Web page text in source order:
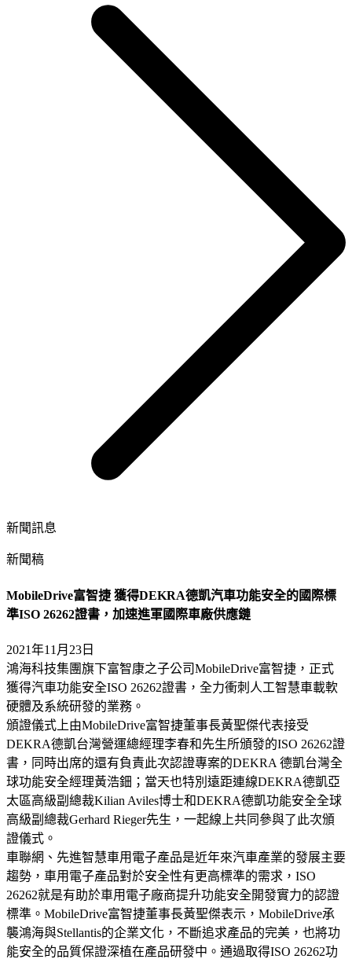
新聞訊息
新聞稿
MobileDrive富智捷 獲得DEKRA德凱汽車功能安全的國際標
準ISO 26262證書，加速進軍國際車廠供應鏈
2021年11月23日
鴻海科技集團旗下富智康之子公司MobileDrive富智捷，正式
獲得汽車功能安全ISO 26262證書，全力衝刺人工智慧車載軟
硬體及系統研發的業務。
頒證儀式上由MobileDrive富智捷董事長黃聖傑代表接受
DEKRA德凱台灣營運總經理李春和先生所頒發的ISO 26262證
書，同時出席的還有負責此次認證專案的DEKRA 德凱台灣全
球功能安全經理黃浩鈿；當天也特別遠距連線DEKRA德凱亞
太區高級副總裁Kilian Aviles博士和DEKRA德凱功能安全全球
高級副總裁Gerhard Rieger先生，一起線上共同參與了此次頒
證儀式。
車聯網、先進智慧車用電子產品是近年來汽車產業的發展主要
趨勢，車用電子產品對於安全性有更高標準的需求，ISO
26262就是有助於車用電子廠商提升功能安全開發實力的認證
標準。MobileDrive富智捷董事長黃聖傑表示，MobileDrive承
襲鴻海與Stellantis的企業文化，不斷追求產品的完美，也將功
能安全的品質保證深植在產品研發中。通過取得ISO 26262功